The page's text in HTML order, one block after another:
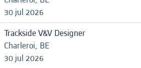
30 jul 2026
Trackside V&V Designer
Charleroi, BE
30 jul 2026